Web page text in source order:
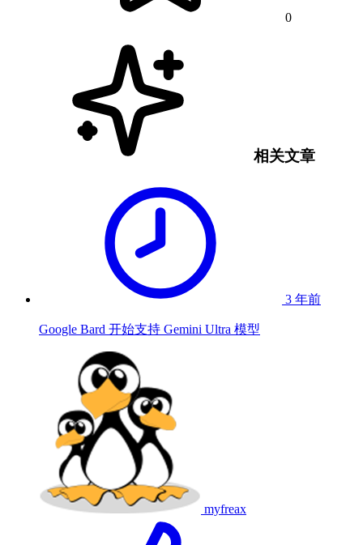
0
相关文章
3 年前
Google Bard 开始支持 Gemini Ultra 模型
myfreax